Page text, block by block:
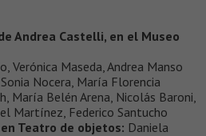
Andrea Castelli, en el Museo
Verónica Maseda, Andrea Manso
Nocera, María Florencia
María Belén Arena, Nicolás Baroni,
Martínez, Federico Santucho
Teatro de objetos: Daniela